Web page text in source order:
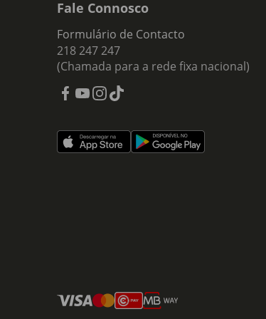
Fale Connosco
Formulário de Contacto
218 247 247
(Chamada para a rede fixa nacional)